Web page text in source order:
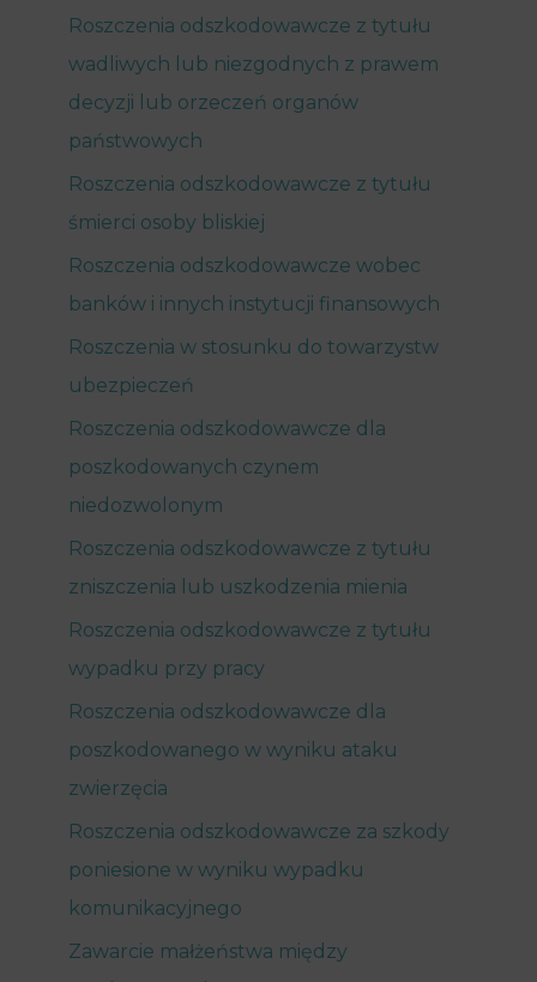
Roszczenia odszkodowawcze z tytułu
wadliwych lub niezgodnych z prawem
decyzji lub orzeczeń organów
państwowych
Roszczenia odszkodowawcze z tytułu
śmierci osoby bliskiej
Roszczenia odszkodowawcze wobec
banków i innych instytucji finansowych
Roszczenia w stosunku do towarzystw
ubezpieczeń
Roszczenia odszkodowawcze dla
poszkodowanych czynem
niedozwolonym
Roszczenia odszkodowawcze z tytułu
zniszczenia lub uszkodzenia mienia
Roszczenia odszkodowawcze z tytułu
wypadku przy pracy
Roszczenia odszkodowawcze dla
poszkodowanego w wyniku ataku
zwierzęcia
Roszczenia odszkodowawcze za szkody
poniesione w wyniku wypadku
komunikacyjnego
Zawarcie małżeństwa między